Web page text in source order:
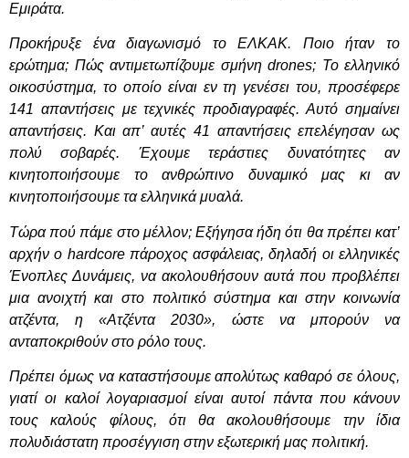
Εμιράτα.
Προκήρυξε ένα διαγωνισμό το ΕΛΚΑΚ. Ποιο ήταν το
ερώτημα; Πώς αντιμετωπίζουμε σμήνη drones; Το ελληνικό
οικοσύστημα, το οποίο είναι εν τη γενέσει του, προσέφερε
141 απαντήσεις με τεχνικές προδιαγραφές. Αυτό σημαίνει
απαντήσεις. Και απ’ αυτές 41 απαντήσεις επελέγησαν ως
πολύ σοβαρές. Έχουμε τεράστιες δυνατότητες αν
κινητοποιήσουμε το ανθρώπινο δυναμικό μας κι αν
κινητοποιήσουμε τα ελληνικά μυαλά.
Τώρα πού πάμε στο μέλλον; Εξήγησα ήδη ότι θα πρέπει κατ’
αρχήν ο hardcore πάροχος ασφάλειας, δηλαδή οι ελληνικές
Ένοπλες Δυνάμεις, να ακολουθήσουν αυτά που προβλέπει
μια ανοιχτή και στο πολιτικό σύστημα και στην κοινωνία
ατζέντα, η «Ατζέντα 2030», ώστε να μπορούν να
ανταποκριθούν στο ρόλο τους.
Πρέπει όμως να καταστήσουμε απολύτως καθαρό σε όλους,
γιατί οι καλοί λογαριασμοί είναι αυτοί πάντα που κάνουν
τους καλούς φίλους, ότι θα ακολουθήσουμε την ίδια
πολυδιάστατη προσέγγιση στην εξωτερική μας πολιτική.